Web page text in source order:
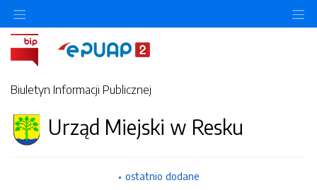
Biuletyn Informacji Publicznej
Urząd Miejski w Resku
ostatnio dodane